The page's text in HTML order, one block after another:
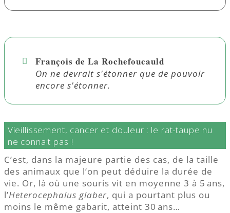
François de La Rochefoucauld
On ne devrait s'étonner que de pouvoir
encore s'étonner.
Vieillissement, cancer et douleur : le rat-taupe nu
ne connait pas !
C’est, dans la majeure partie des cas, de la taille
des animaux que l’on peut déduire la durée de
vie. Or, là où une souris vit en moyenne 3 à 5 ans,
l’Heterocephalus glaber, qui a pourtant plus ou
moins le même gabarit, atteint 30 ans…